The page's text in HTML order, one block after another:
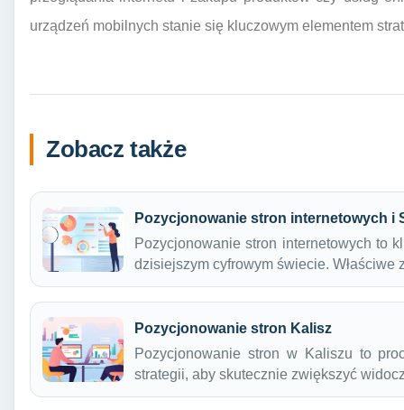
urządzeń mobilnych stanie się kluczowym elementem
Zobacz także
Pozycjonowanie stron internetowych i
Pozycjonowanie stron internetowych to
dzisiejszym cyfrowym świecie.
Pozycjonowanie stron Kalisz
Pozycjonowanie stron w Kaliszu to
strategii, aby skutecznie zwiększyć